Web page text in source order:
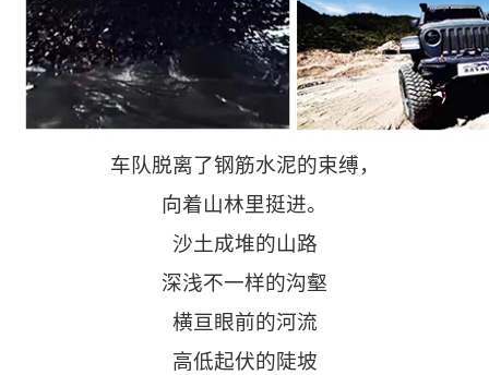
车队脱离了钢筋水泥的束缚，
向着山林里挺进。
沙土成堆的山路
深浅不一样的沟壑
横亘眼前的河流
高低起伏的陡坡